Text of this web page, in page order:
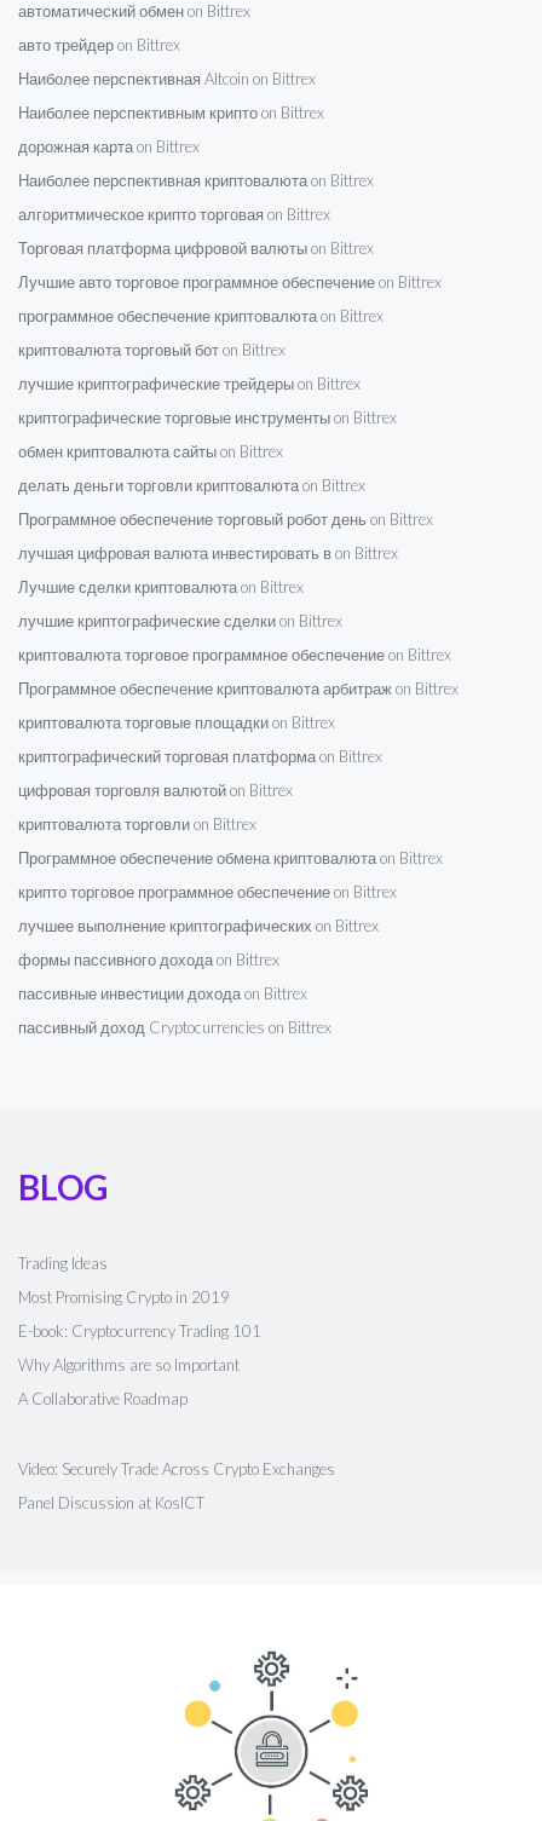
автоматический обмен on Bittrex
авто трейдер on Bittrex
Наиболее перспективная Altcoin on Bittrex
Наиболее перспективным крипто on Bittrex
дорожная карта on Bittrex
Наиболее перспективная криптовалюта on Bittrex
алгоритмическое крипто торговая on Bittrex
Торговая платформа цифровой валюты on Bittrex
Лучшие авто торговое программное обеспечение on Bittrex
программное обеспечение криптовалюта on Bittrex
криптовалюта торговый бот on Bittrex
лучшие криптографические трейдеры on Bittrex
криптографические торговые инструменты on Bittrex
обмен криптовалюта сайты on Bittrex
делать деньги торговли криптовалюта on Bittrex
Программное обеспечение торговый робот день on Bittrex
лучшая цифровая валюта инвестировать в on Bittrex
Лучшие сделки криптовалюта on Bittrex
лучшие криптографические сделки on Bittrex
криптовалюта торговое программное обеспечение on Bittrex
Программное обеспечение криптовалюта арбитраж on Bittrex
криптовалюта торговые площадки on Bittrex
криптографический торговая платформа on Bittrex
цифровая торговля валютой on Bittrex
криптовалюта торговли on Bittrex
Программное обеспечение обмена криптовалюта on Bittrex
крипто торговое программное обеспечение on Bittrex
лучшее выполнение криптографических on Bittrex
формы пассивного дохода on Bittrex
пассивные инвестиции дохода on Bittrex
пассивный доход Cryptocurrencies on Bittrex
BLOG
Trading Ideas
Most Promising Crypto in 2019
E-book: Cryptocurrency Trading 101
Why Algorithms are so Important
A Collaborative Roadmap
Video: Securely Trade Across Crypto Exchanges
Panel Discussion at KosICT